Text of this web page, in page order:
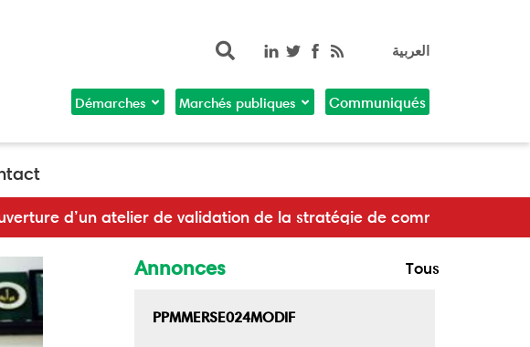
Rechercher العربية
Communiqués
Marchés publiques
Démarches
la stratégie de communication du ministère de l’Éducation
Annonces
PPMMERSE024MODIF
Tous